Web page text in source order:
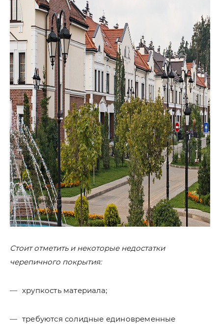
Стоит отметить и некоторые недостатки
черепичного покрытия:
хрупкость материала;
требуются солидные единовременные